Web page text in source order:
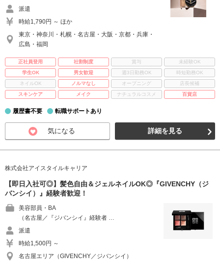
派遣
時給1,790円 ～ ほか
東京・神奈川・札幌・名古屋・大阪・京都・兵庫・
広島・福岡
正社員登用 社割制度 賞与
未経験OK
学生OK
男女歓迎 週3日勤務OK
時短勤務OK
ネイルOK
ノルマなし オープニング
店長候補
スキンケア
メイク ナチュラルコスメ 百貨店
履歴書不要 転職サポートあり
気になる 詳細を見る
株式会社アイスタイルキャリア
【即日入社可◎】髪色自由＆ジェルネイルOK◎『GIVENCHY（ジ
バンシイ）』経験者歓迎！
美容部員・BA
（名古屋／『ジバンシイ』経験者 …
派遣
時給1,500円 ～
名古屋エリア（GIVENCHY／ジバンシイ）